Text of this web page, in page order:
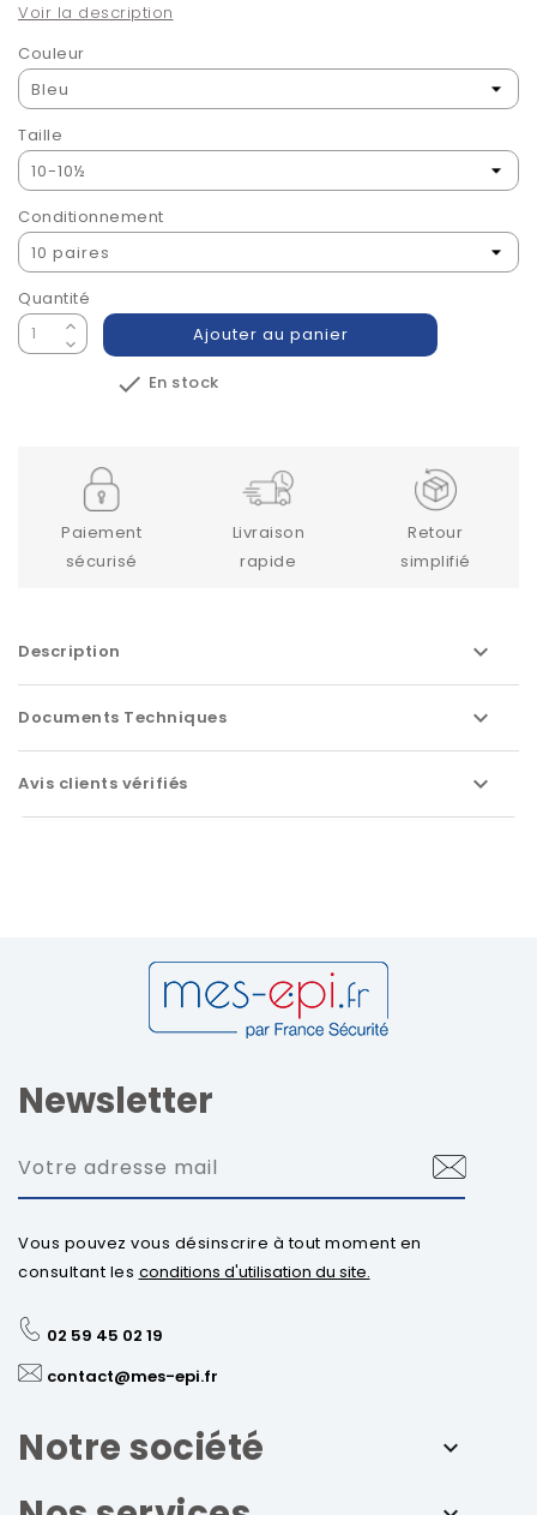
Voir la description
Couleur
Taille
Conditionnement
Quantité
Ajouter au panier
 En stock
Paiement
sécurisé
Livraison
rapide
Retour
simplifié
Description
Documents Techniques
Avis clients vérifiés
Newsletter
Vous pouvez vous désinscrire à tout moment en
consultant les conditions d'utilisation du site.
02 59 45 02 19
contact@mes-epi.fr
Notre société